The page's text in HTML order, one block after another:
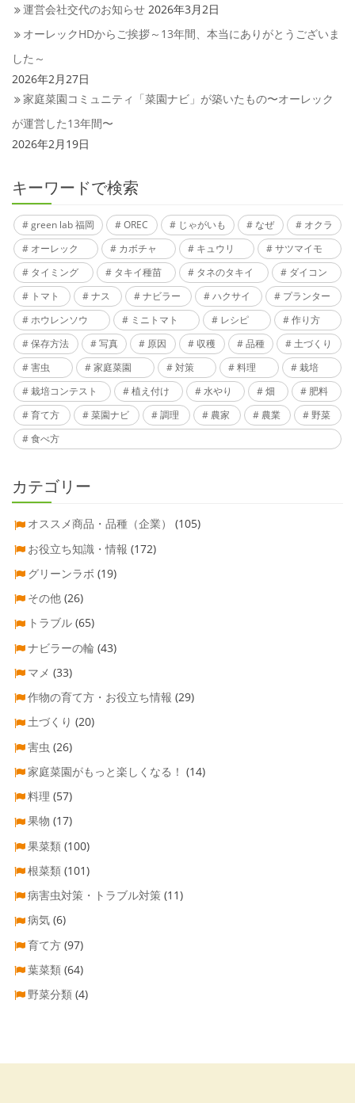
運営会社交代のお知らせ 2026年3月2日
オーレックHDからご挨拶～13年間、本当にありがとうございま
した～
2026年2月27日
家庭菜園コミュニティ「菜園ナビ」が築いたもの〜オーレック
が運営した13年間〜
2026年2月19日
キーワードで検索
green lab 福岡 OREC じゃがいも なぜ
オクラ
オーレック
カボチャ キュウリ
サツマイモ
タイミング
タキイ種苗 タネのタキイ
ダイコン
トマト
ナス ナビラー ハクサイ
プランター
ホウレンソウ
ミニトマト レシピ
作り方
保存方法
写真 原因 収穫 品種
土づくり
害虫
家庭菜園 対策 料理
栽培
栽培コンテスト
植え付け 水やり 畑
肥料
育て方
菜園ナビ 調理 農家 農業
野菜
食べ方
カテゴリー
オススメ商品・品種（企業）
(105)
お役立ち知識・情報 (172)
グリーンラボ (19)
その他 (26)
トラブル (65)
ナビラーの輪 (43)
マメ (33)
作物の育て方・お役立ち情報 (29)
土づくり (20)
害虫 (26)
家庭菜園がもっと楽しくなる！ (14)
料理 (57)
果物 (17)
果菜類 (100)
根菜類 (101)
病害虫対策・トラブル対策 (11)
病気 (6)
育て方 (97)
葉菜類 (64)
野菜分類 (4)